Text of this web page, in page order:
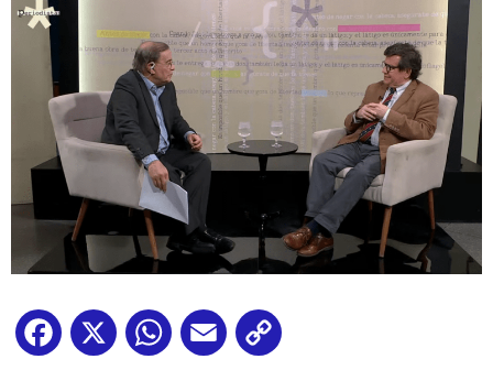
Facebook
X WhatsApp
Email